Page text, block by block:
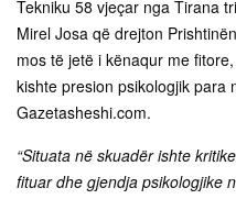
Tekniku 58 vjeçar nga Tirana
Mirel Josa që drejton
mos të jetë i kënaqur me
kishte presion psikologjik para
Gazetasheshi.com.
“Situata në skuadër ishte
fituar dhe gjendja psikologjike